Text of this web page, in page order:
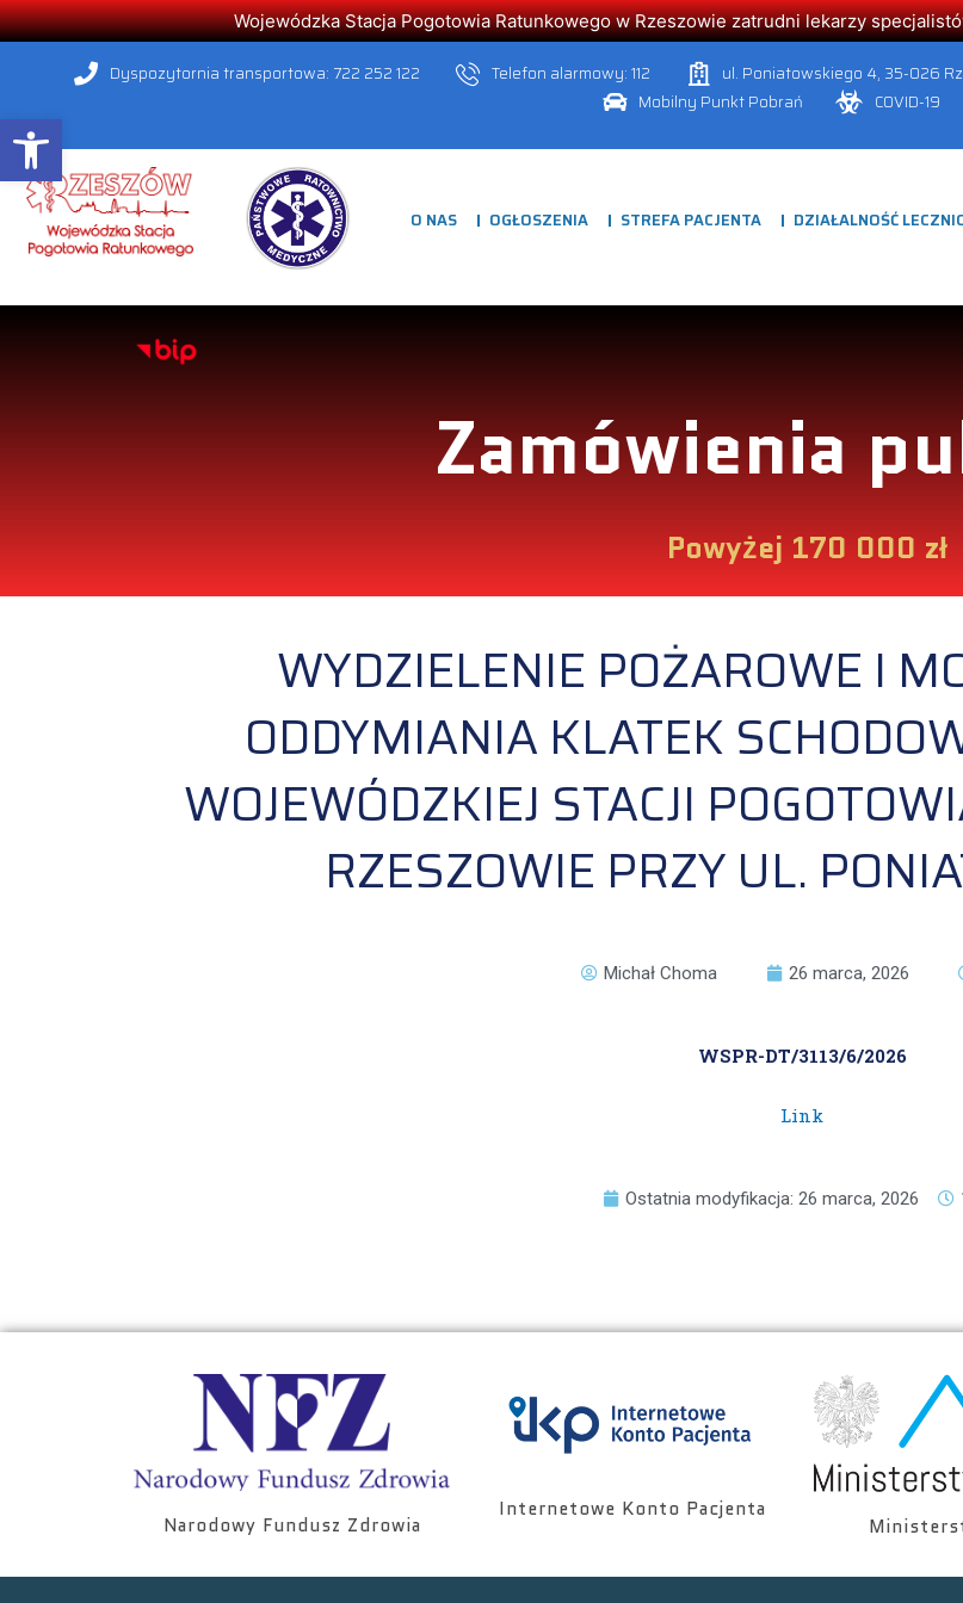
Open toolbar
Wojewódzka Stacja Pogotowia Ratunkowego w Rzeszowie zatrudni lekarzy
Dyspozytornia transportowa: 722 252 122 Telefon alarmowy: 112 ul. Poniatowskiego 4, 35-026
Mobilny Punkt Pobrań
COVID-19
O NAS OGŁOSZENIA STREFA PACJENTA DZIAŁALNOŚĆ
Zamówienia
Powyżej 170 000 zł
WYDZIELENIE POŻAROWE I
ODDYMIANIA KLATEK
WOJEWÓDZKIEJ STACJI
RZESZOWIE PRZY UL.
Michał Choma 26 marca, 2026
WSPR-DT/3113/6/2026
Link
Ostatnia modyfikacja: 26 marca, 2026
Narodowy Fundusz Zdrowia
Internetowe Konto Pacjenta